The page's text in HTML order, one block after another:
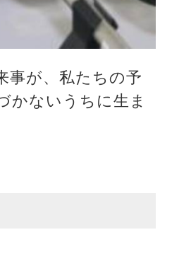
事が、私たちの予
かないうちに生ま